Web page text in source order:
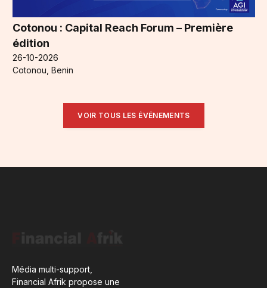
Cotonou : Capital Reach Forum – Première
édition
26-10-2026
Cotonou, Benin
VOIR TOUS LES ÉVÉNEMENTS
Média multi-support,
Financial Afrik propose une